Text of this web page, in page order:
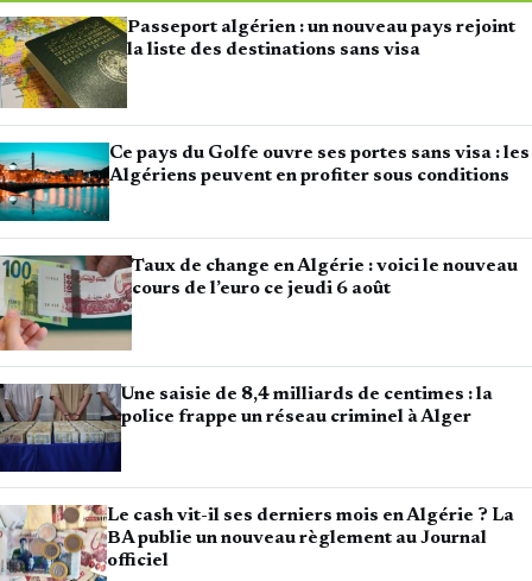
Passeport algérien : un nouveau pays rejoint
la liste des destinations sans visa
Ce pays du Golfe ouvre ses portes sans visa : les
Algériens peuvent en profiter sous conditions
Taux de change en Algérie : voici le nouveau
cours de l’euro ce jeudi 6 août
Une saisie de 8,4 milliards de centimes : la
police frappe un réseau criminel à Alger
Le cash vit-il ses derniers mois en Algérie ? La
BA publie un nouveau règlement au Journal
officiel